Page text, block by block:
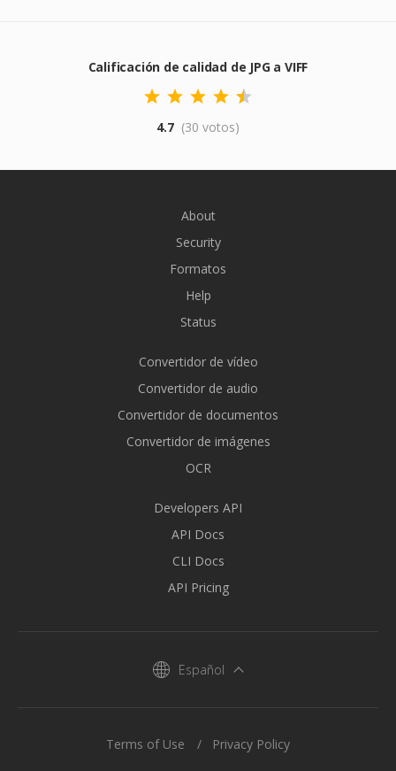
Calificación de calidad de JPG a VIFF
4.7 (30 votos)
About
Security
Formatos
Help
Status
Convertidor de vídeo
Convertidor de audio
Convertidor de documentos
Convertidor de imágenes
OCR
Developers API
API Docs
CLI Docs
API Pricing
Español
Terms of Use Privacy Policy